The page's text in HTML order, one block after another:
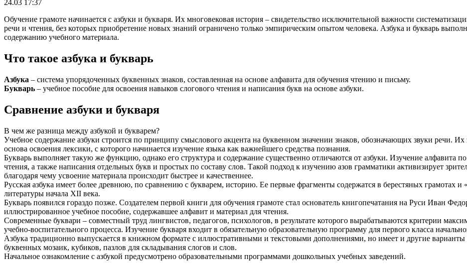
24.03 17:37
Обучение грамоте начинается с азбуки и букваря. Их многовековая история – свидетельство исключительной важности
речи и чтения, без которых приобретение новых знаний ограничено только эмпирическим опытом человека. Азбука и букварь
содержанию учебного материала.
Что такое азбука и букварь
Азбука – система упорядоченных буквенных знаков, составленная на основе алфавита для обучения чтению и письму.
Букварь – учебное пособие для освоения навыков слогового чтения и написания букв на основе азбуки.
Сравнение азбуки и букваря
В чем же разница между азбукой и букварем?
Учебное содержание азбуки строится по принципу смыслового акцента на буквенном значении знаков, обозначающих звуки речи.
основа освоения лексики, с которого начинается изучение языка как важнейшего средства познания.
Букварь выполняет такую же функцию, однако его структура и содержание существенно отличаются от азбуки. Изучение алфавита
чтения, а также написания отдельных букв и простых по составу слов. Такой подход к изучению азов грамматики активизирует
благодаря чему усвоение материала происходит быстрее и качественнее.
Русская азбука имеет более древнюю, по сравнению с букварем, историю. Ее первые фрагменты содержатся в берестяных грамотах
литературы начала XII века.
Букварь появился гораздо позже. Создателем первой книги для обучения грамоте стал основатель книгопечатания на Руси Иван
иллюстрированное учебное пособие, содержавшее алфавит и материал для чтения.
Современные буквари – совместный труд лингвистов, педагогов, психологов, в результате которого вырабатываются критерии
учебно-воспитательного процесса. Изучение букваря входит в обязательную образовательную программу для первого класса
Азбука традиционно выпускается в книжном формате с иллюстративными и текстовыми дополнениями, но имеет и другие варианты
буквенных мозаик, кубиков, пазлов для складывания слогов и слов.
Начальное ознакомление с азбукой предусмотрено образовательными программами дошкольных учебных заведений.